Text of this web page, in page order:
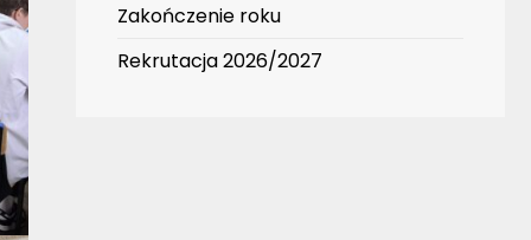
Zakończenie roku
Rekrutacja 2026/2027